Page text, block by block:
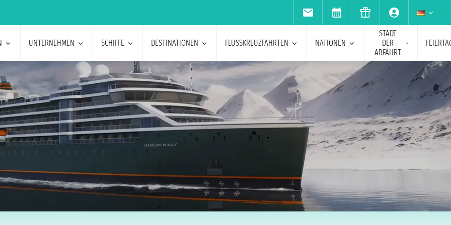
UNTERNEHMEN SCHIFFE DESTINATIONEN FLUSSKREUZFAHRTEN NATIONEN
STADT
DER
ABFAHRT